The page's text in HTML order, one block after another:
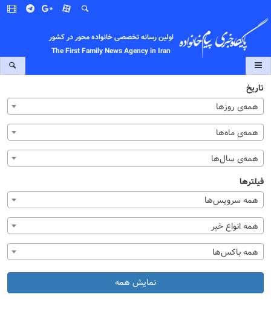
اولین رسانه تخصصی خانواده محور در کشور
The First Family News Agency in Iran
تاریخ
همه‌ی روزها
همه‌ی ماه‌ها
همه‌ی سال‌ها
فیلترها
همه سرویس‌ها
همه انواع خبر
همه باکس‌ها
نمایش همه